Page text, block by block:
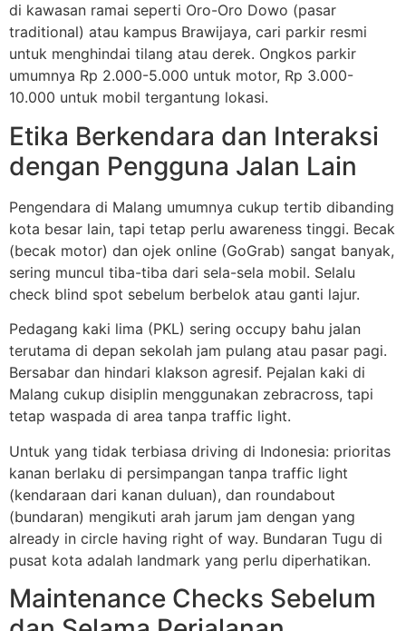
di kawasan ramai seperti Oro-Oro Dowo (pasar
traditional) atau kampus Brawijaya, cari parkir resmi
untuk menghindai tilang atau derek. Ongkos parkir
umumnya Rp 2.000-5.000 untuk motor, Rp 3.000-
10.000 untuk mobil tergantung lokasi.
Etika Berkendara dan Interaksi
dengan Pengguna Jalan Lain
Pengendara di Malang umumnya cukup tertib dibanding
kota besar lain, tapi tetap perlu awareness tinggi. Becak
(becak motor) dan ojek online (GoGrab) sangat banyak,
sering muncul tiba-tiba dari sela-sela mobil. Selalu
check blind spot sebelum berbelok atau ganti lajur.
Pedagang kaki lima (PKL) sering occupy bahu jalan
terutama di depan sekolah jam pulang atau pasar pagi.
Bersabar dan hindari klakson agresif. Pejalan kaki di
Malang cukup disiplin menggunakan zebracross, tapi
tetap waspada di area tanpa traffic light.
Untuk yang tidak terbiasa driving di Indonesia: prioritas
kanan berlaku di persimpangan tanpa traffic light
(kendaraan dari kanan duluan), dan roundabout
(bundaran) mengikuti arah jarum jam dengan yang
already in circle having right of way. Bundaran Tugu di
pusat kota adalah landmark yang perlu diperhatikan.
Maintenance Checks Sebelum